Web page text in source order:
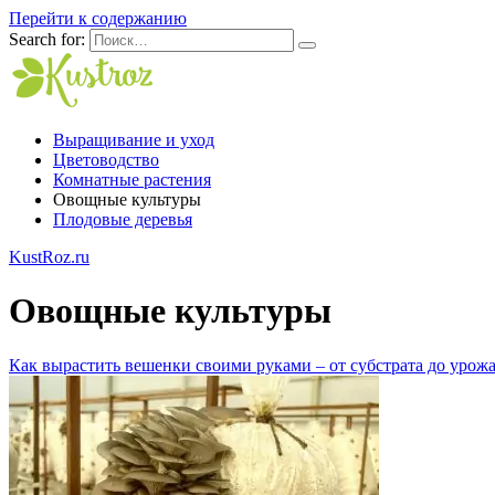
Перейти к содержанию
Search for:
Выращивание и уход
Цветоводство
Комнатные растения
Овощные культуры
Плодовые деревья
KustRoz.ru
Овощные культуры
Как вырастить вешенки своими руками – от субстрата до